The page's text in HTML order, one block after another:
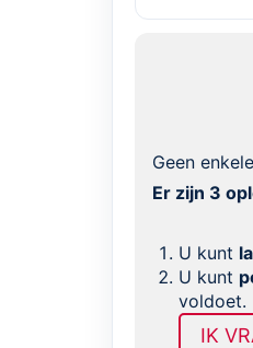
Geen
Er zijn 3
U kunt
U kunt
voldoet.
IK